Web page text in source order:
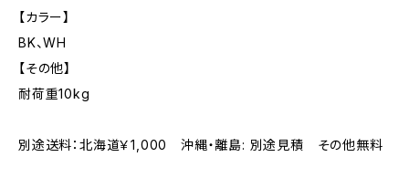
【カラー】
BK、WH
【その他】
耐荷重10kg
別途送料：北海道￥1,000 沖縄・離島: 別途見積 その他無料